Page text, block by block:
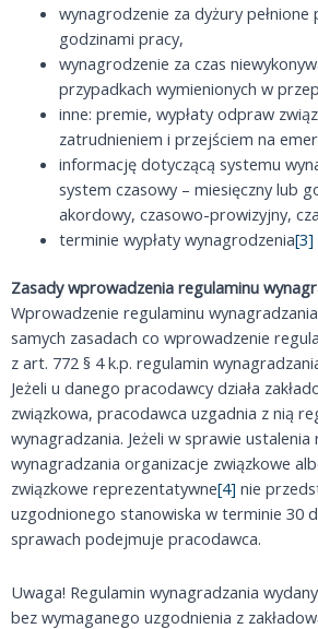
wynagrodzenie za dyżury pełnione
godzinami pracy,
wynagrodzenie za czas
przypadkach wymienionych w
inne: premie, wypłaty odpraw
zatrudnieniem i przejściem na
informację dotyczącą systemu
system czasowy – miesięczny lub
akordowy, czasowo-prowizyjny,
terminie wypłaty wynagrodzenia[3]
Zasady wprowadzenia regulaminu
Wprowadzenie regulaminu
samych zasadach co wprowadzenie
z art. 772 § 4 k.p. regulamin
Jeżeli u danego pracodawcy działa
związkowa, pracodawca uzgadnia z nią
wynagradzania. Jeżeli w sprawie ustalenia
wynagradzania organizacje związkowe
związkowe reprezentatywne[4] nie
uzgodnionego stanowiska w terminie 30
sprawach podejmuje pracodawca.
Uwaga! Regulamin wynagradzania
bez wymaganego uzgodnienia z